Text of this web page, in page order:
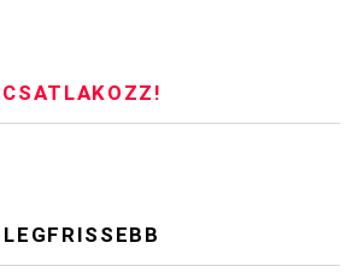
CSATLAKOZZ!
LEGFRISSEBB